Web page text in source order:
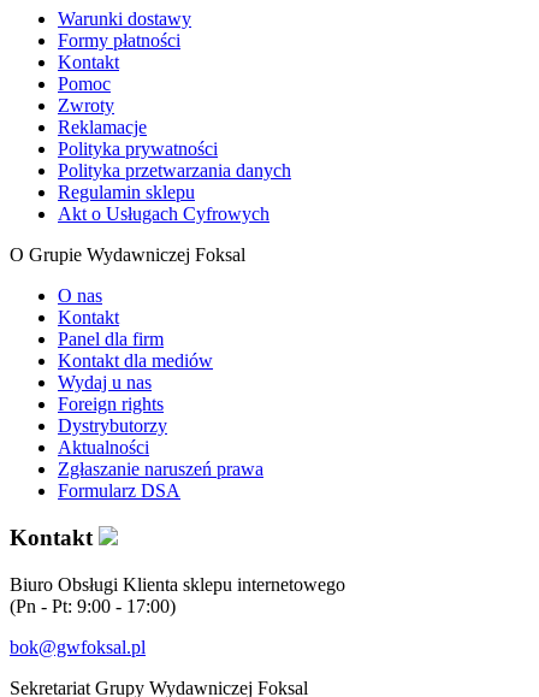
Warunki dostawy
Formy płatności
Kontakt
Pomoc
Zwroty
Reklamacje
Polityka prywatności
Polityka przetwarzania danych
Regulamin sklepu
Akt o Usługach Cyfrowych
O Grupie Wydawniczej Foksal
O nas
Kontakt
Panel dla firm
Kontakt dla mediów
Wydaj u nas
Foreign rights
Dystrybutorzy
Aktualności
Zgłaszanie naruszeń prawa
Formularz DSA
Kontakt
Biuro Obsługi Klienta sklepu internetowego
(Pn - Pt: 9:00 - 17:00)
bok@gwfoksal.pl
Sekretariat Grupy Wydawniczej Foksal